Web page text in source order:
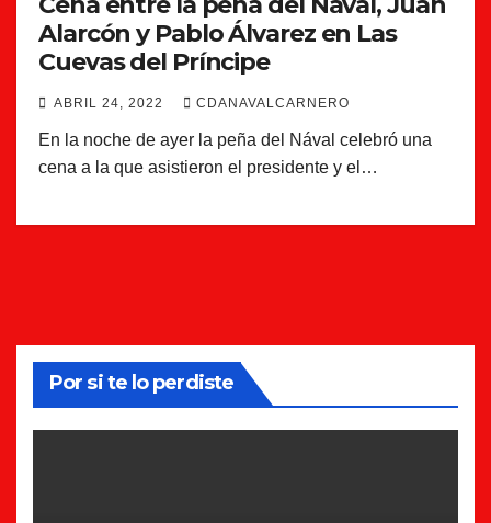
Alarcón y Pablo Álvarez en Las
Cuevas del Príncipe
ABRIL 24, 2022 CDANAVALCARNERO
En la noche de ayer la peña del Nával celebró una
cena a la que asistieron el presidente y el…
Por si te lo perdiste